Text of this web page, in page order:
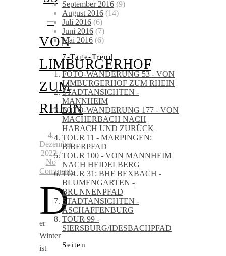
–
VON
LIMBURGERHOF
ZUM
RHEIN
4.
Dezember
2022 /
No
Comments
D
er
Winter
ist
September 2016 (9)
August 2016 (14)
Juli 2016 (6)
Juni 2016 (7)
Mai 2016 (6)
7-Tage-Trend
FOTO-WANDERUNG 53 - VON
LIMBURGERHOF ZUM RHEIN
STADTANSICHTEN -
MANNHEIM
FOTO-WANDERUNG 177 - VON
MACHERBACH NACH
HABACH UND ZURÜCK
TOUR 11 - MARPINGEN:
BIBERPFAD
TOUR 100 - VON MANNHEIM
NACH HEIDELBERG
TOUR 31: BHF BEXBACH -
BLUMENGARTEN -
BRUNNENPFAD
STADTANSICHTEN -
ASCHAFFENBURG
TOUR 99 -
SIERSBURG/IDESBACHPFAD
Seiten